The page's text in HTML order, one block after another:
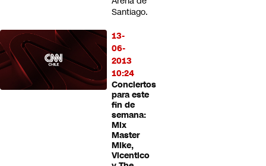
Santiago.
13-
06-
2013
10:24
Conciertos
para este
fin de
semana:
Mix
Master
Mike,
Vicentico